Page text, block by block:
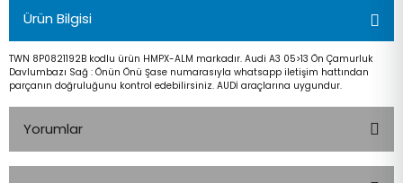
Ürün Bilgisi
TWN 8P0821192B kodlu ürün HMPX-ALM markadır. Audi A3 05>13 Ön Çamurluk
Davlumbazı Sağ : Önün Önü Şase numarasıyla whatsapp iletişim hattından
parçanın doğruluğunu kontrol edebilirsiniz. AUDİ araçlarına uygundur.
Yorumlar